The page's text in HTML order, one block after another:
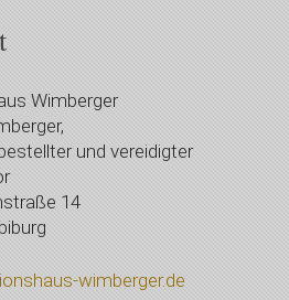
Wimberger
und vereidigter
14
wimberger.de